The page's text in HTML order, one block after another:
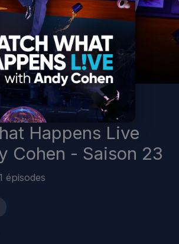
Happens Live
Cohen - Saison 23
épisodes